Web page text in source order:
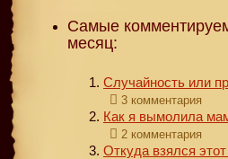
Самые
месяц:
Случайность или
3 комментария
Как я вымолила
2 комментария
Откуда взялся